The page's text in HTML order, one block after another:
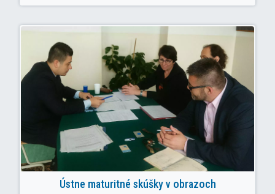
Ústne maturitné skúšky v obrazoch